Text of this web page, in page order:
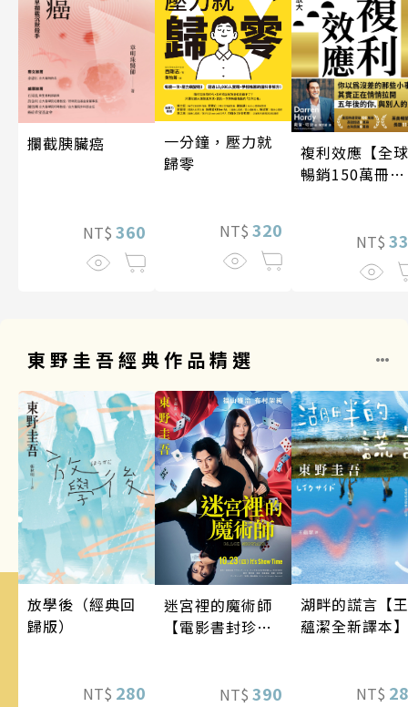
攔截胰臟癌
NT$ 360
一分鐘，壓力就
歸零
NT$ 320
複利效應【全球
暢銷150萬冊・
NT$
東野圭吾經典作品精選
放學後（經典回
歸版）
NT$ 280
迷宮裡的魔術師
【電影書封珍藏
NT$ 390
湖畔的謊言【王
蘊潔全新譯本】
NT$